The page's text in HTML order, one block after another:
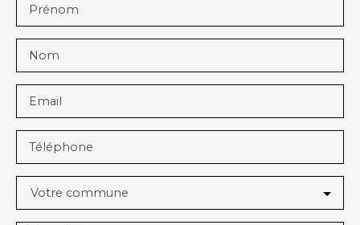
Prénom
Nom
Email
Téléphone
Votre commune